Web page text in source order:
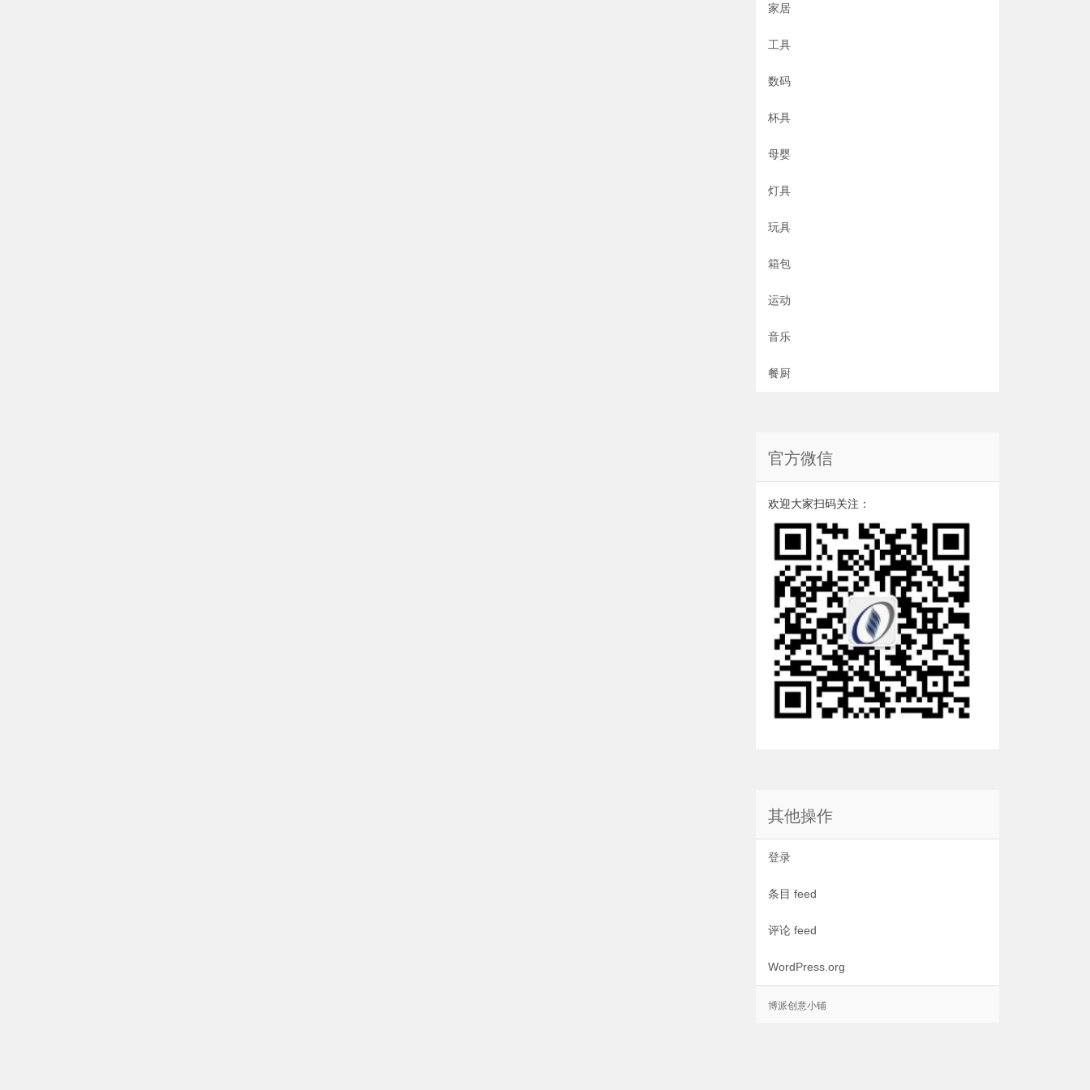
家居
工具
数码
杯具
母婴
灯具
玩具
箱包
运动
音乐
餐厨
官方微信
欢迎大家扫码关注：
其他操作
登录
条目 feed
评论 feed
WordPress.org